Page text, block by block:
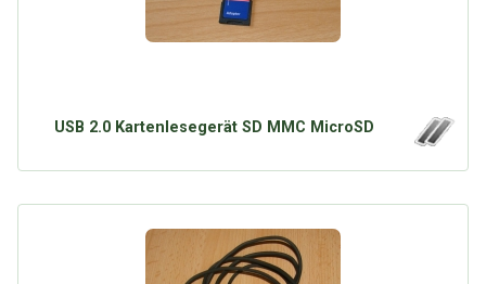
USB 2.0 Kartenlesegerät SD MMC MicroSD